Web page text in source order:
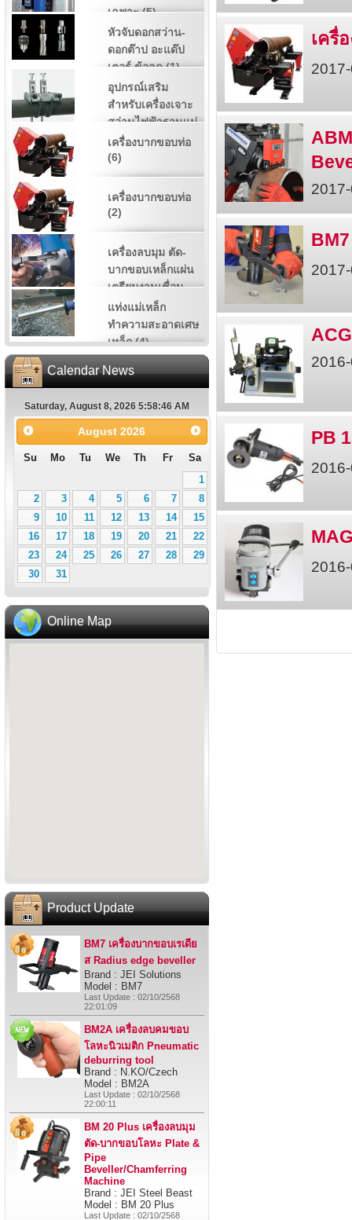
เครื่
PB
เฉพาะ (5)
หัวจับดอกสว่าน-
ดอกต๊าป อะแด๊ป
เตอร์ ข้อลด (1)
อุปกรณ์เสริม
สำหรับเครื่องเจาะ
สว่านไฟฟ้าฐานแม่
เหล็ก (4)
เครื่องบากขอบท่อ
(6)
เครื่องบากขอบท่อ
(2)
เครื่องลบมุม ตัด-
บากขอบเหล็กแผ่น
เตรียมงานเชื่อม
(11)
แท่งแม่เหล็ก
ทำความสะอาดเศษ
เหล็ก (4)
Calendar News
Saturday, August 8, 2026 5:58:46 AM
August 2026
Su Mo Tu We Th Fr
Sa
1
2
3 4 5 6 7
8
9
10 11 12 13 14
15
16
17 18 19 20 21
22
23
24 25 26 27 28
29
30
31
Online Map
Product Update
BM7 เครื่องบากขอบเรเดีย
ส Radius edge beveller
Brand : JEI Solutions
Model : BM7
Last Update : 02/10/2568
22:01:09
BM2A เครื่องลบคมขอบ
โลหะนิวเมติก Pneumatic
deburring tool
Brand : N.KO/Czech
Model : BM2A
Last Update : 02/10/2568
22:00:11
BM 20 Plus เครื่องลบมุม
ตัด-บากขอบโลหะ Plate &
Pipe
Beveller/Chamferring
Machine
Brand : JEI Steel Beast
Model : BM 20 Plus
Last Update : 02/10/2568